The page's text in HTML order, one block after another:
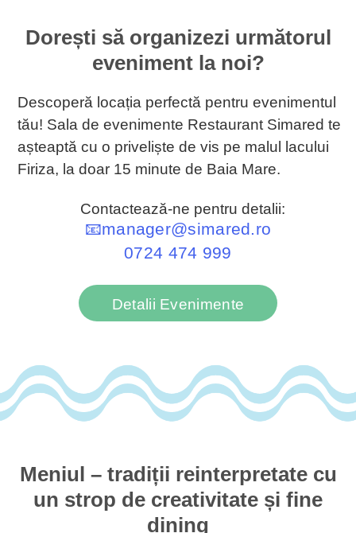
Dorești să organizezi următorul
eveniment la noi?
Descoperă locația perfectă pentru evenimentul
tău! Sala de evenimente Restaurant Simared te
așteaptă cu o priveliște de vis pe malul lacului
Firiza, la doar 15 minute de Baia Mare.
Contactează-ne pentru detalii:
📧manager@simared.ro
0724 474 999
Detalii Evenimente
Meniul – tradiții reinterpretate cu
un strop de creativitate și fine
dining